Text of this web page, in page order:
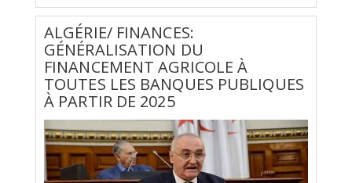
ALGÉRIE/ FINANCES:
GÉNÉRALISATION DU
FINANCEMENT AGRICOLE À
TOUTES LES BANQUES PUBLIQUES
À PARTIR DE 2025